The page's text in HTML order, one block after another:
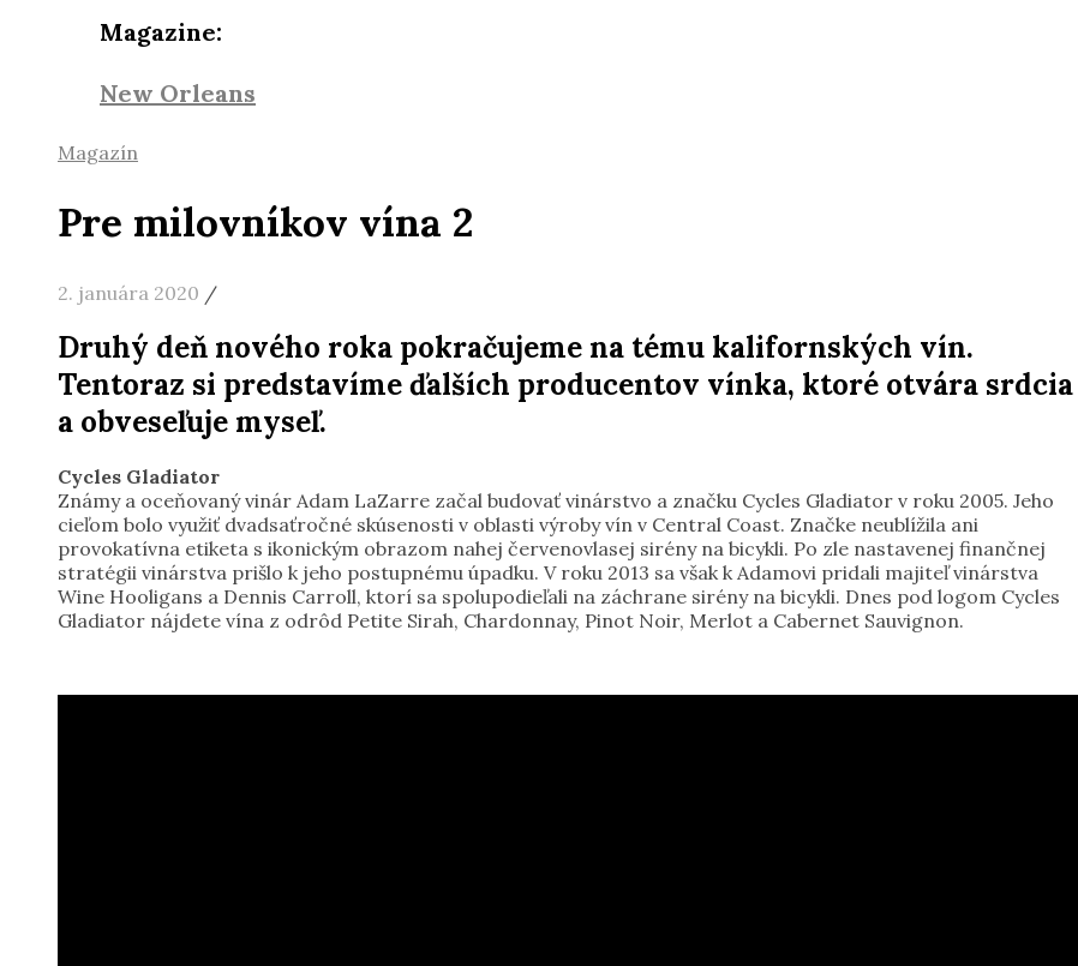
Magazine:
New Orleans
Magazín
Pre milovníkov vína 2
2. januára 2020 /
Druhý deň nového roka pokračujeme na tému kalifornských vín.
Tentoraz si predstavíme ďalších producentov vínka, ktoré otvára srdcia
a obveseľuje myseľ.
Cycles Gladiator
Známy a oceňovaný vinár Adam LaZarre začal budovať vinárstvo a značku Cycles Gladiator v roku 2005. Jeho
cieľom bolo využiť dvadsaťročné skúsenosti v oblasti výroby vín v Central Coast. Značke neublížila ani
provokatívna etiketa s ikonickým obrazom nahej červenovlasej sirény na bicykli. Po zle nastavenej finančnej
stratégii vinárstva prišlo k jeho postupnému úpadku. V roku 2013 sa však k Adamovi pridali majiteľ vinárstva
Wine Hooligans a Dennis Carroll, ktorí sa spolupodieľali na záchrane sirény na bicykli. Dnes pod logom Cycles
Gladiator nájdete vína z odrôd Petite Sirah, Chardonnay, Pinot Noir, Merlot a Cabernet Sauvignon.